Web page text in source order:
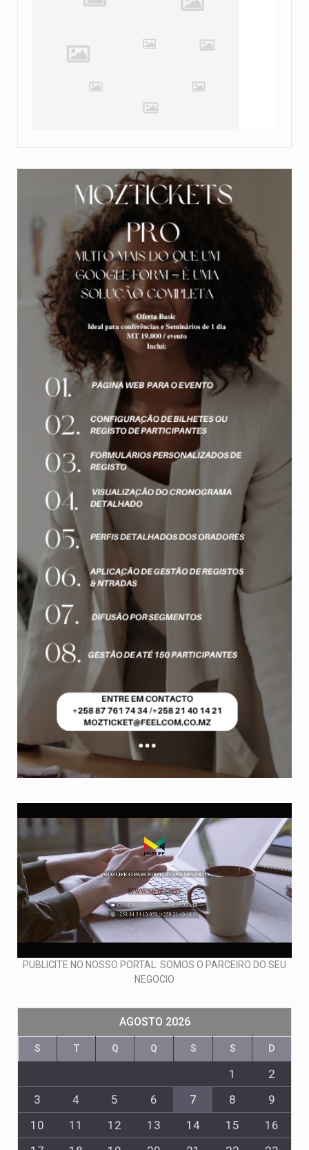
PUBLICITE NO NOSSO PORTAL: SOMOS O PARCEIRO DO SEU
NEGOCIO
AGOSTO 2026
S T Q Q S S D
1
2
3
4 5 6 7 8
9
10
11 12 13 14 15
16